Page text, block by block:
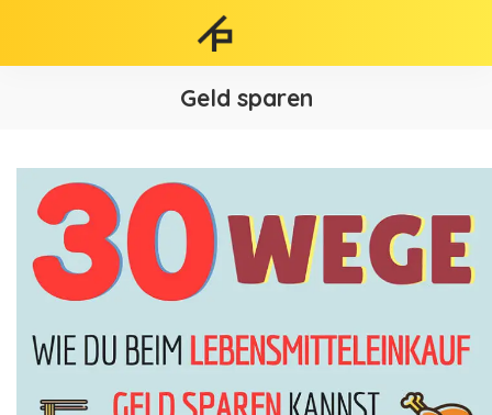
Geld sparen